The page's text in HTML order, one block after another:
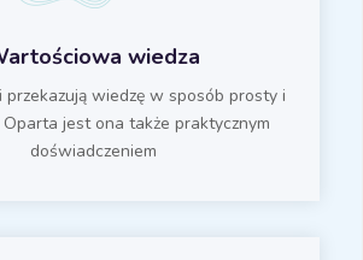
wiedza
przekazują wiedzę w sposób prosty i
Oparta jest ona także praktycznym
doświadczeniem